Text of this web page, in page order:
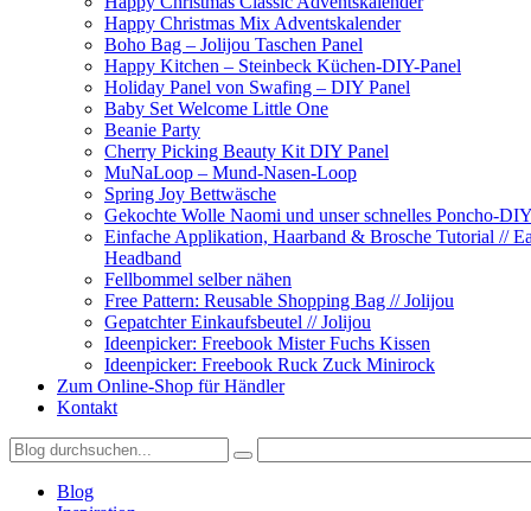
Happy Christmas Mix Adventskalender
Boho Bag – Jolijou Taschen Panel
Happy Kitchen – Steinbeck Küchen-DIY-Panel
Holiday Panel von Swafing – DIY Panel
Baby Set Welcome Little One
Beanie Party
Cherry Picking Beauty Kit DIY Panel
MuNaLoop – Mund-Nasen-Loop
Spring Joy Bettwäsche
Gekochte Wolle Naomi und unser schnelles Poncho-
Einfache Applikation, Haarband & Brosche Tutorial //
Headband
Fellbommel selber nähen
Free Pattern: Reusable Shopping Bag // Jolijou
Gepatchter Einkaufsbeutel // Jolijou
Ideenpicker: Freebook Mister Fuchs Kissen
Ideenpicker: Freebook Ruck Zuck Minirock
Zum Online-Shop für Händler
Kontakt
Blog